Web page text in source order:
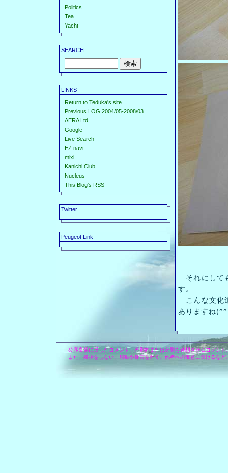
Politics
Tea
Yacht
SEARCH
LINKS
Return to Teduka's site
Previous LOG 2004/05-2008/03
AERA Ltd.
Google
Live Search
EZ navi
mixi
Kanichi Club
Nucleus
This Blog's RSS
Twitter
Peugeot Link
それにして
す。
こんな文化
ありますね
公序良俗に反したコメント、差別的または差別を連想させるコメン
また、挨拶をしない、扇動や暴言を吐く、他者への敬意に欠けるな